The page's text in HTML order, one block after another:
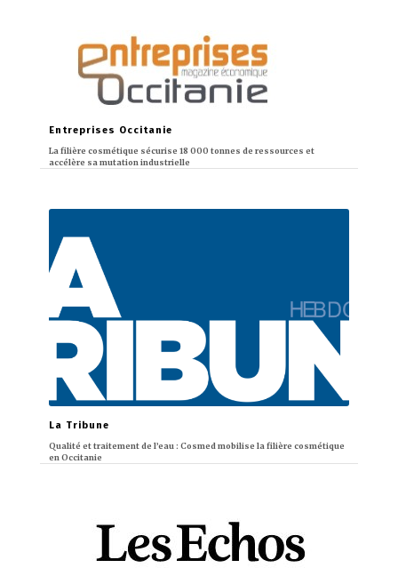
Entreprises Occitanie
La filière cosmétique sécurise 18 000 tonnes de ressources et
accélère sa mutation industrielle
La Tribune
Qualité et traitement de l’eau : Cosmed mobilise la filière cosmétique
en Occitanie